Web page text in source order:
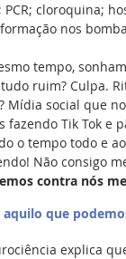
PCR; cloroquina;
nos
tempo,
ruim? Culpa.
Mídia social que
fazendo Tik Tok e
o tempo todo e
Não consigo
contra nós
aquilo que
explica